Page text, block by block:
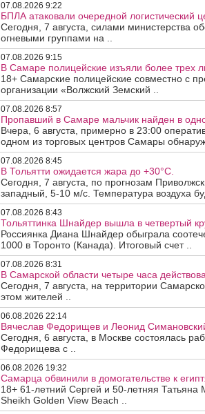
07.08.2026 9:22
БПЛА атаковали очередной логистический
Сегодня, 7 августа, силами
огневыми группами на ..
07.08.2026 9:15
В Самаре полицейские изъяли более трех
18+ Самарские полицейские совместно с
организации «Волжский Земский ..
07.08.2026 8:57
Пропавший в Самаре мальчик найден в
Вчера, 6 августа, примерно в 23:00
одном из торговых центров Самары
07.08.2026 8:45
В Тольятти ожидается жара до +30°C.
Сегодня, 7 августа, по прогнозам
западный, 5-10 м/с. Температура воздуха
07.08.2026 8:43
Тольяттинка Шнайдер вышла в четвертый
Россиянка Диана Шнайдер обыграла
1000 в Торонто (Канада). Итоговый счет ..
07.08.2026 8:31
В Самарской области четыре часа
Сегодня, 7 августа, на территории
этом жителей ..
06.08.2026 22:14
Вячеслав Федорищев и Леонид
Сегодня, 6 августа, в Москве состоялась
Федорищева с ..
06.08.2026 19:32
Самарца обвинили в домогательстве к
18+ 61-летний Сергей и 50-летняя
Sheikh Golden View Beach ..